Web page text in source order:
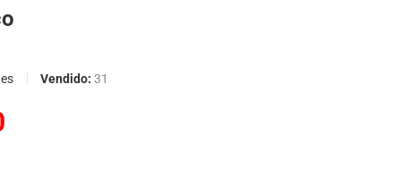
Vendido: 31